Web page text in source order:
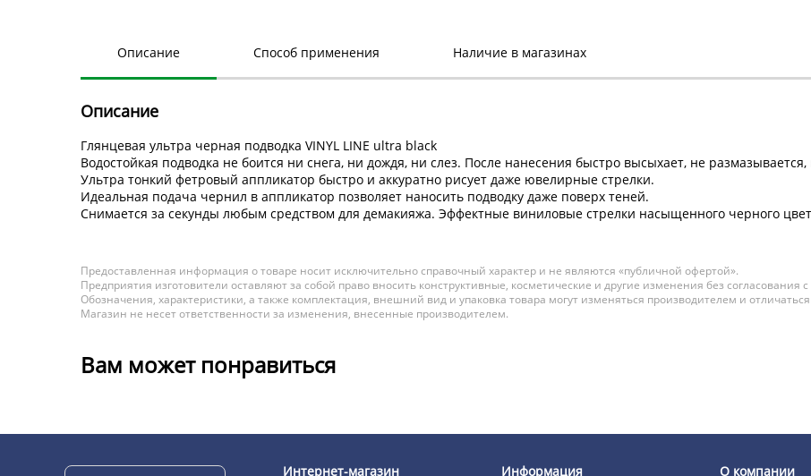
Описание Способ применения Наличие в магазинах
Описание
Глянцевая ультра черная подводка VINYL LINE ultra black
Водостойкая подводка не боится ни снега, ни дождя, ни слез. После нанесения быстро высыхает, не
Ультра тонкий фетровый аппликатор быстро и аккуратно рисует даже ювелирные стрелки.
Идеальная подача чернил в аппликатор позволяет наносить подводку даже поверх теней.
Снимается за секунды любым средством для демакияжа. Эффектные виниловые стрелки насыщенного черного
Предоставленная информация о товаре носит исключительно справочный характер и не являются «публичной офертой».
Предприятия изготовители оставляют за собой право вносить конструктивные, косметические и другие изменения без согласования
Обозначения, характеристики, а также комплектация, внешний вид и упаковка товара могут изменяться производителем и
Магазин не несет ответственности за изменения, внесенные производителем.
Вам может понравиться
Интернет-магазин Информация О компании